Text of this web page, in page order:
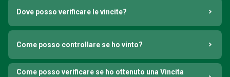
Dove posso verificare le vincite?
Come posso controllare se ho vinto?
Come posso verificare se ho ottenuto una Vincita